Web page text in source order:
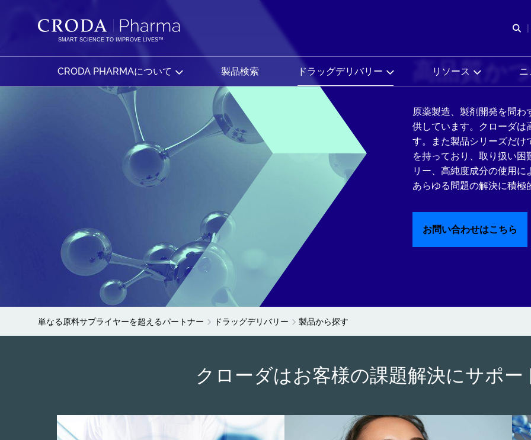
SMART SCIENCE TO IMPROVE LIVES™
CRODA PHARMAについて 製品検索 ドラッグデリバリー リソース
高品質か
原薬製造、製剤開発を問
供しています。クローダは
す。また製品シリーズだけ
を持っており、取り扱い
リー、高純度成分の使用
あらゆる問題の解決に積極
お問い合わせはこちら
単なる原料サプライヤーを超えるパートナー ドラッグデリバリー 製品から探す
クローダはお客様の課題解決にサポー